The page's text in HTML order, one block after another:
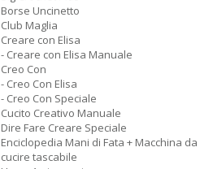
Borse Uncinetto
Club Maglia
Creare con Elisa
- Creare con Elisa Manuale
Creo Con
- Creo Con Elisa
- Creo Con Speciale
Cucito Creativo Manuale
Dire Fare Creare Speciale
Enciclopedia Mani di Fata + Macchina da
cucire tascabile